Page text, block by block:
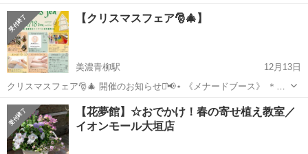
に何かできることはないだろうか？」 「仕事や子育てに活かせる専門
的な知識を身につけたい」 そんな想いを抱えているあなたへ。 今、一
歩踏み出して、「子...
岐阜 大垣市 ワークショップ 占い師
【クリスマスフェア🎅🎄】
美濃青柳駅
12月13日
クリスマスフェア🎅🎄 開催のお知らせ⋆͛📢⋆ 《メナードブース》 ＊ク
リスマスメイク ＊美肌アドバイスAI肌測定 ＊フェイシャルエステ体験
＊健康茶詰め放題 《ワークショップなど》 ＊ドライフラワーブーケ
＊耳つぼ ＊カ...
岐阜 大垣市 美濃青柳駅 ワークショップ メナード
【花夢館】☆おでかけ！春の寄せ植え教室／
イオンモール大垣店